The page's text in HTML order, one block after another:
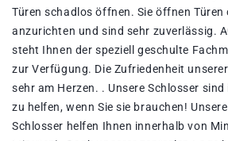
Türen schadlos öffnen. Sie öffnen Türen
anzurichten und sind sehr zuverlässig.
steht Ihnen der speziell geschulte
zur Verfügung. Die Zufriedenheit
sehr am Herzen. . Unsere Schlosser
zu helfen, wenn Sie sie brauchen!
Schlosser helfen Ihnen innerhalb von